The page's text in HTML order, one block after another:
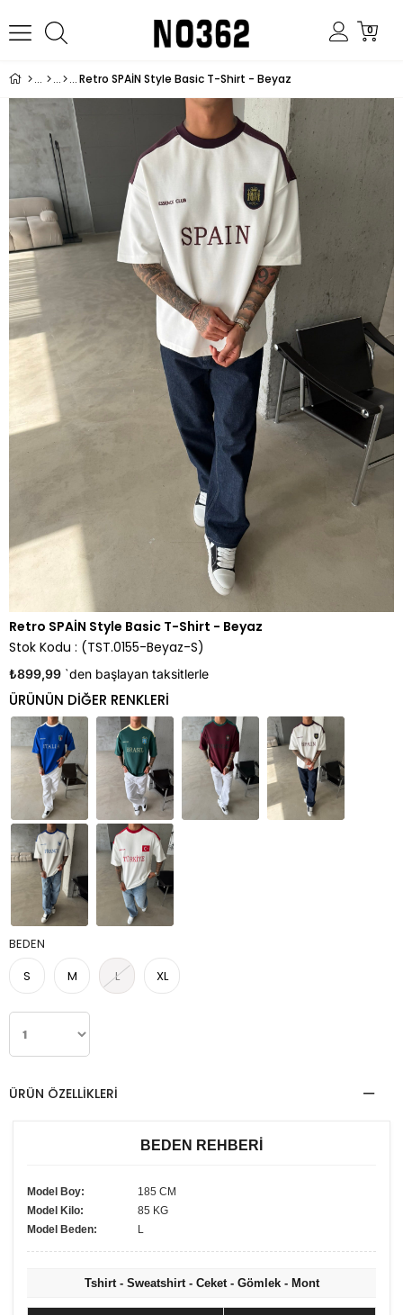
0
Retro SPAİN Style Basic T-Shirt - Beyaz
Retro SPAİN Style Basic T-Shirt - Beyaz
Stok Kodu
(TST.0155-Beyaz-S)
₺899,99 `den başlayan taksitlerle
BEDEN
S
M L XL
ÜRÜN ÖZELLIKLERI
BEDEN REHBERİ
Model Boy:
185 CM
Model Kilo:
85 KG
Model Beden:
L
Tshirt - Sweatshirt - Ceket - Gömlek - Mont